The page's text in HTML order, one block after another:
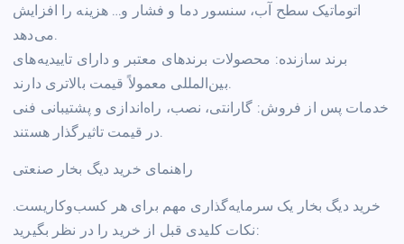
اتوماتیک سطح آب، سنسور دما و فشار و… هزینه را افزایش
می‌دهد.
برند سازنده: محصولات برندهای معتبر و دارای تاییدیه‌های
بین‌المللی معمولاً قیمت بالاتری دارند.
خدمات پس از فروش: گارانتی، نصب، راه‌اندازی و پشتیبانی فنی
در قیمت تاثیرگذار هستند.
راهنمای خرید دیگ بخار صنعتی
خرید دیگ بخار یک سرمایه‌گذاری مهم برای هر کسب‌وکاریست.
نکات کلیدی قبل از خرید را در نظر بگیرید: